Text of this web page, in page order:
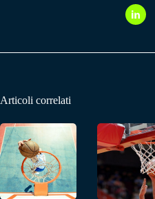
Articoli correlati